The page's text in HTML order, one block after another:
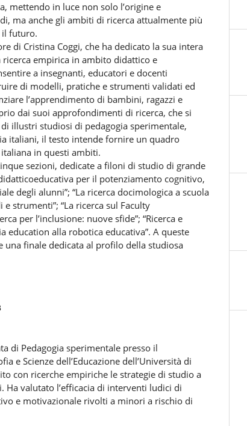
mettendo in luce non solo l’origine e
ma anche gli ambiti di ricerca attualmente più
il futuro.
di Cristina Coggi, che ha dedicato la sua intera
empirica in ambito didattico e
a insegnanti, educatori e docenti
di modelli, pratiche e strumenti validati ed
l’apprendimento di bambini, ragazzi e
dai suoi approfondimenti di ricerca, che si
illustri studiosi di pedagogia sperimentale,
italiani, il testo intende fornire un quadro
in questi ambiti.
sezioni, dedicate a filoni di studio di grande
per il potenziamento cognitivo,
degli alunni”; “La ricerca docimologica a scuola
strumenti”; “La ricerca sul Faculty
per l’inclusione: nuove sfide”; “Ricerca e
education alla robotica educativa”. A queste
una finale dedicata al profilo della studiosa
di Pedagogia sperimentale presso il
e Scienze dell’Educazione dell’Università di
con ricerche empiriche le strategie di studio a
Ha valutato l’efficacia di interventi ludici di
e motivazionale rivolti a minori a rischio di